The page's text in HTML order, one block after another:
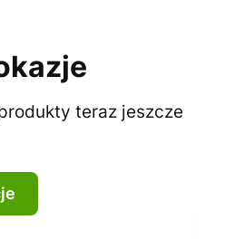
teraz jeszcze